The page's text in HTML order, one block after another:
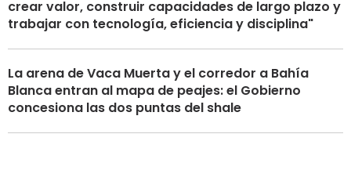
crear valor, construir capacidades de largo plazo y
trabajar con tecnología, eficiencia y disciplina"
La arena de Vaca Muerta y el corredor a Bahía
Blanca entran al mapa de peajes: el Gobierno
concesiona las dos puntas del shale